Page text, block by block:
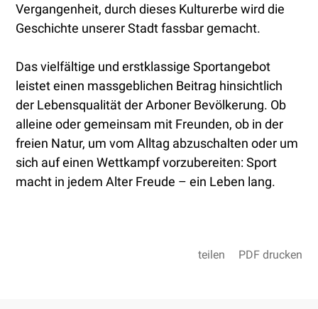
Vergangenheit, durch dieses Kulturerbe wird die
Geschichte unserer Stadt fassbar gemacht.
Das vielfältige und erstklassige Sportangebot
leistet einen massgeblichen Beitrag hinsichtlich
der Lebensqualität der Arboner Bevölkerung. Ob
alleine oder gemeinsam mit Freunden, ob in der
freien Natur, um vom Alltag abzuschalten oder um
sich auf einen Wettkampf vorzubereiten: Sport
macht in jedem Alter Freude – ein Leben lang.
teilen PDF drucken